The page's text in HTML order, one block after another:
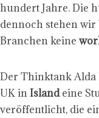
hundert Jahre. Die
dennoch stehen wir
Branchen keine
Der Thinktank Alda
UK inIslandeine
veröffentlicht, die